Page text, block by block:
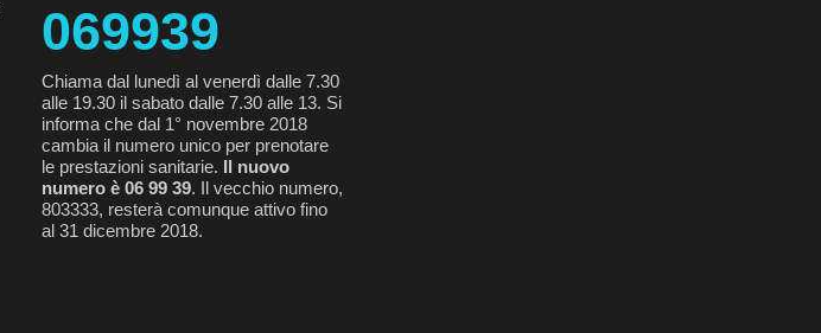
069939
Chiama dal lunedì al venerdì dalle 7.30
alle 19.30 il sabato dalle 7.30 alle 13. Si
informa che dal 1° novembre 2018
cambia il numero unico per prenotare
le prestazioni sanitarie. Il nuovo
numero è 06 99 39. Il vecchio numero,
803333, resterà comunque attivo fino
al 31 dicembre 2018.